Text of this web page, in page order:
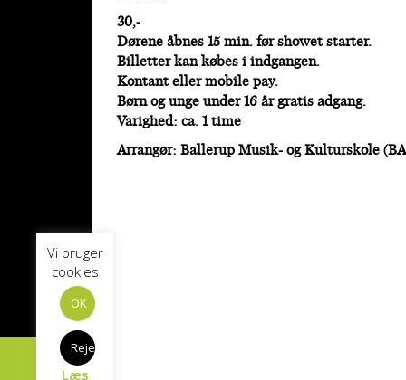
30,-
Dørene åbnes 15 min. før showet starter.
Billetter kan købes i indgangen.
Kontant eller mobile pay.
Børn og unge under 16 år gratis adgang.
Varighed: ca. 1 time
Arrangør: Ballerup Musik- og Kulturskole
Vi bruger
cookies
OK
Reject
Læs